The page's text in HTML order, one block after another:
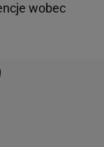
wobec